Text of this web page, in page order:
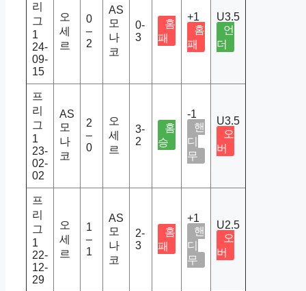
리
그
1
24-
09-
15
오
세
르
0
–
2
AS
모
나
코
0-
3
홈
패
+1
홈
패
U3.5
언
더
프
리
그
1
23-
02-
02
AS
모
나
코
2
–
0
오
세
르
3-
2
홈
승
-1
핸
디
무
U3.5
오
버
프
리
그
1
22-
12-
29
오
세
르
1
–
1
AS
모
나
코
2-
3
홈
패
+1
핸
디
무
U2.5
오
버